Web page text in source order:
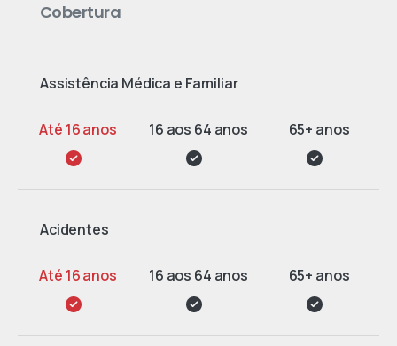
Cobertura
Assistência Médica e Familiar
Acidentes